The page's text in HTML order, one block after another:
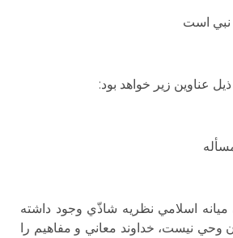
نبي است
عناوين زير خواهد بود:
اسلامي نظريه شاذّي وجود داشته
نيست، خداوند معاني و مفاهيم را